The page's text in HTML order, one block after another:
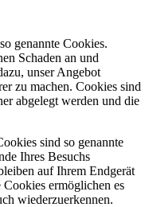
genannte Cookies.
Schaden an und
unser Angebot
zu machen. Cookies sind
abgelegt werden und die
sind so genannte
Ihres Besuchs
auf Ihrem Endgerät
Cookies ermöglichen es
wiederzuerkennen.